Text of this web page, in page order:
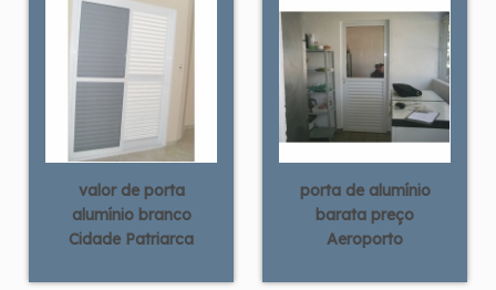
valor de porta
alumínio branco
Cidade Patriarca
porta de alumínio
barata preço
Aeroporto